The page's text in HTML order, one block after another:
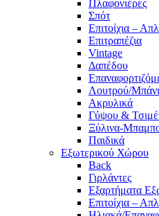
Πλαφονιέρες
Σπότ
Επιτοίχια –
Επιτραπέζια
Vintage
Δαπέδου
Λουτρού/
Ακρυλικά
Γύψου &
Ξύλινα-
Παιδικά
Εξωτερικού Χώρου
Back
Γιρλάντες
Εξαρτήματα
Επιτοίχια –